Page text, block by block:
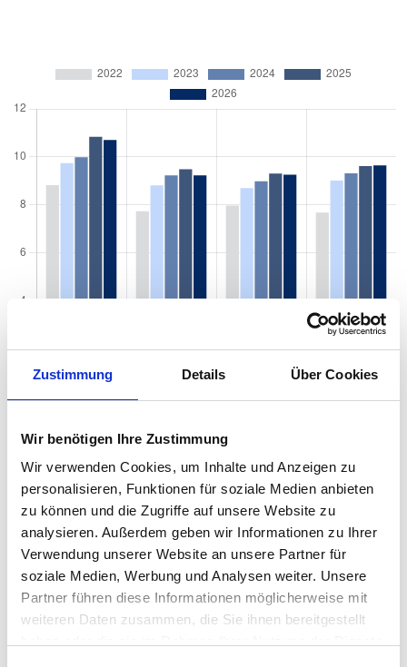
Zustimmung Details Über Cookies
Wir benötigen Ihre Zustimmung
Wir verwenden Cookies, um Inhalte und Anzeigen zu
personalisieren, Funktionen für soziale Medien anbieten
zu können und die Zugriffe auf unsere Website zu
analysieren. Außerdem geben wir Informationen zu Ihrer
Verwendung unserer Website an unsere Partner für
soziale Medien, Werbung und Analysen weiter. Unsere
Partner führen diese Informationen möglicherweise mit
weiteren Daten zusammen, die Sie ihnen bereitgestellt
Mietspiegel nach Baujahr pro qm 2026 in
Jever
Der Mietpreis einer Wohnung in Jever hängt von einer Vielzahl von
Faktoren ab, und eines der entscheidenden Kriterien ist das
Baujahr der Immobilie. Das Alter eines Gebäudes kann einen
erheblichen Einfluss auf den Mietpreis haben, da es wichtige
Informationen über den Zustand, die Ausstattung und die
energetische Effizienz der Wohnung liefert. Von historischen